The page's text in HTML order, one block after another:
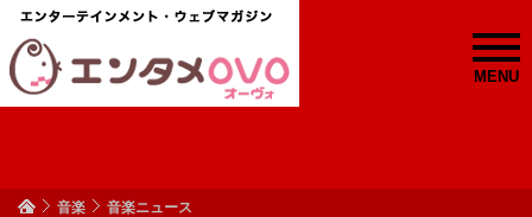
MENU
音楽 音楽ニュース